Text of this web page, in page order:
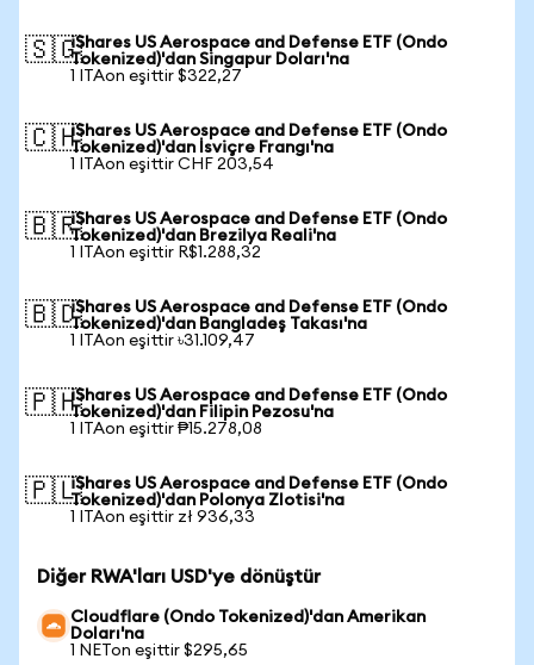
🇸🇬iShares US Aerospace and Defense ETF (Ondo
Tokenized)'dan Singapur Doları'na
1 ITAon eşittir $322,27
🇨🇭iShares US Aerospace and Defense ETF (Ondo
Tokenized)'dan İsviçre Frangı'na
1 ITAon eşittir CHF 203,54
🇧🇷iShares US Aerospace and Defense ETF (Ondo
Tokenized)'dan Brezilya Reali'na
1 ITAon eşittir R$1.288,32
🇧🇩iShares US Aerospace and Defense ETF (Ondo
Tokenized)'dan Bangladeş Takası'na
1 ITAon eşittir ৳31.109,47
🇵🇭iShares US Aerospace and Defense ETF (Ondo
Tokenized)'dan Filipin Pezosu'na
1 ITAon eşittir ₱15.278,08
🇵🇱iShares US Aerospace and Defense ETF (Ondo
Tokenized)'dan Polonya Zlotisi'na
1 ITAon eşittir zł 936,33
Diğer RWA'ları USD'ye dönüştür
Cloudflare (Ondo Tokenized)'dan Amerikan
Doları'na
1 NETon eşittir $295,65